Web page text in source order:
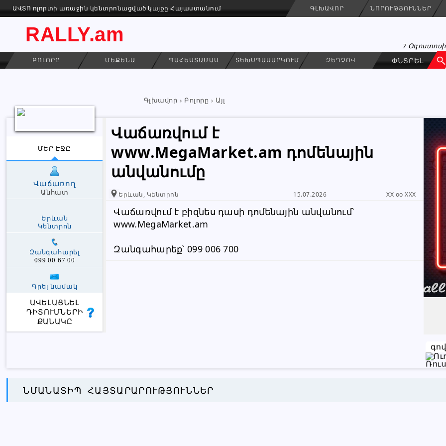
ԱՎՏՈ ոլորտի առաջին կենտրոնացված կայքը Հայաստանում ԳԼԽԱՎՈՐ ՆՈՐՈՒԹՅՈՒՆՆԵՐ
RALLY.am
7
ԲՈԼՈՐԸ ՄԵՔԵՆԱ ՊԱՀԵՍՏԱՄԱՍ ՏԵԽՍՊԱՍԱՐԿՈՒՄ ԶԵՂՉՈՎ
Գլխավոր Բոլորը Այլ
Վաճառվում է
www.MegaMarket.am դոմենային
անվանումը
Երևան, Կենտրոն 15.07.2026 XX oo XXX
Վաճառվում է բիզնես դասի դոմենային անվանում՝
www.MegaMarket.am
Զանգահարեք՝ 099 006 700
ՄԵՐ ԷՋԸ
Վաճառող
Անհատ
Երևան
Կենտրոն
Զանգահարել
099 00 67 00
Գրել նամակ
ԱՎԵԼԱՑՆԵԼ
ԴԻՏՈՒՄՆԵՐԻ
ՔԱՆԱԿԸ
099 00 67 00
ՆՄԱՆԱՏԻՊ ՀԱՅՏԱՐԱՐՈՒԹՅՈՒՆՆԵՐ